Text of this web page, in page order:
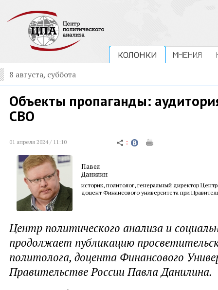
КОЛОНКИ МНЕНИЯ
8 августа, суббота
Объекты пропаганды:
СВО
01 апреля 2024 / 11:10
Павел
Данилин
историк, политолог, генеральный директор
доцент Финансового университета при
Центр политического анализа и
продолжает публикацию
политолога, доцента Финансового
Правительстве России Павла Данилина.